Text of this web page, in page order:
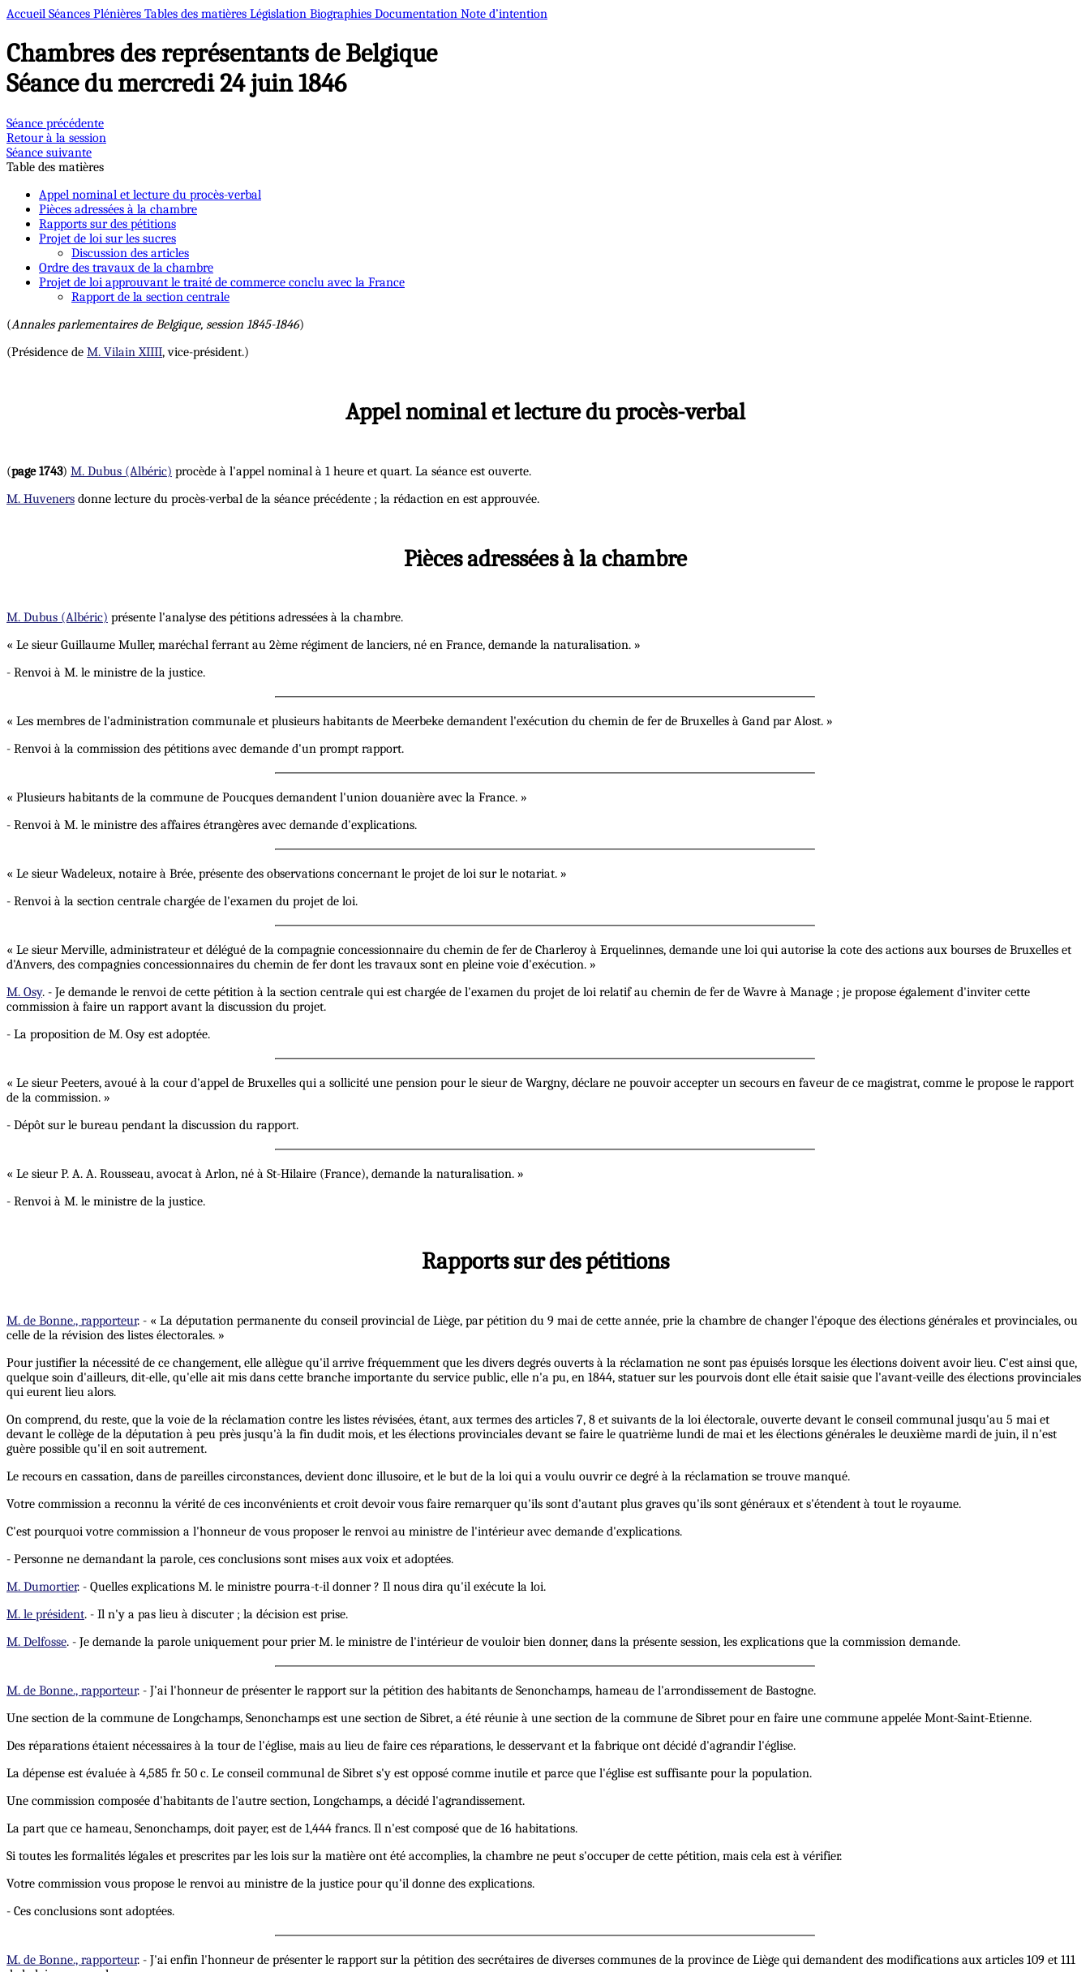
Accueil Séances Plénières Tables des matières Législation Biographies Documentation Note d’intention
Chambres des représentants de Belgique
Séance du mercredi 24 juin 1846
Séance précédente
Retour à la session
Séance suivante
Table des matières
Appel nominal et lecture du procès-verbal
Pièces adressées à la chambre
Rapports sur des pétitions
Projet de loi sur les sucres
Discussion des articles
Ordre des travaux de la chambre
Projet de loi approuvant le traité de commerce conclu avec la France
Rapport de la section centrale
(Annales parlementaires de Belgique, session 1845-1846)
(Présidence de M. Vilain XIIII, vice-président.)
Appel nominal et lecture du procès-verbal
(page 1743) M. Dubus (Albéric) procède à l'appel nominal à 1 heure et quart. La séance est ouverte.
M. Huveners donne lecture du procès-verbal de la séance précédente ; la rédaction en est approuvée.
Pièces adressées à la chambre
M. Dubus (Albéric) présente l'analyse des pétitions adressées à la chambre.
« Le sieur Guillaume Muller, maréchal ferrant au 2ème régiment de lanciers, né en France, demande la naturalisation. »
- Renvoi à M. le ministre de la justice.
« Les membres de l'administration communale et plusieurs habitants de Meerbeke demandent l'exécution du chemin de fer de Bruxelles à Gand par Alost. »
- Renvoi à la commission des pétitions avec demande d'un prompt rapport.
« Plusieurs habitants de la commune de Poucques demandent l'union douanière avec la France. »
- Renvoi à M. le ministre des affaires étrangères avec demande d'explications.
« Le sieur Wadeleux, notaire à Brée, présente des observations concernant le projet de loi sur le notariat. »
- Renvoi à la section centrale chargée de l'examen du projet de loi.
« Le sieur Merville, administrateur et délégué de la compagnie concessionnaire du chemin de fer de Charleroy à Erquelinnes, demande une loi qui autorise la cote des actions aux bourses de Bruxelles et
d'Anvers, des compagnies concessionnaires du chemin de fer dont les travaux sont en pleine voie d'exécution. »
M. Osy. - Je demande le renvoi de cette pétition à la section centrale qui est chargée de l'examen du projet de loi relatif au chemin de fer de Wavre à Manage ; je propose également d'inviter cette
commission à faire un rapport avant la discussion du projet.
- La proposition de M. Osy est adoptée.
« Le sieur Peeters, avoué à la cour d'appel de Bruxelles qui a sollicité une pension pour le sieur de Wargny, déclare ne pouvoir accepter un secours en faveur de ce magistrat, comme le propose le rapport
de la commission. »
- Dépôt sur le bureau pendant la discussion du rapport.
« Le sieur P. A. A. Rousseau, avocat à Arlon, né à St-Hilaire (France), demande la naturalisation. »
- Renvoi à M. le ministre de la justice.
Rapports sur des pétitions
M. de Bonne., rapporteur. - « La députation permanente du conseil provincial de Liège, par pétition du 9 mai de cette année, prie la chambre de changer l'époque des élections générales et provinciales, ou
celle de la révision des listes électorales. »
Pour justifier la nécessité de ce changement, elle allègue qu'il arrive fréquemment que les divers degrés ouverts à la réclamation ne sont pas épuisés lorsque les élections doivent avoir lieu. C'est ainsi que,
quelque soin d'ailleurs, dit-elle, qu'elle ait mis dans cette branche importante du service public, elle n'a pu, en 1844, statuer sur les pourvois dont elle était saisie que l'avant-veille des élections provinciales
qui eurent lieu alors.
On comprend, du reste, que la voie de la réclamation contre les listes révisées, étant, aux termes des articles 7, 8 et suivants de la loi électorale, ouverte devant le conseil communal jusqu'au 5 mai et
devant le collège de la députation à peu près jusqu'à la fin dudit mois, et les élections provinciales devant se faire le quatrième lundi de mai et les élections générales le deuxième mardi de juin, il n'est
guère possible qu'il en soit autrement.
Le recours en cassation, dans de pareilles circonstances, devient donc illusoire, et le but de la loi qui a voulu ouvrir ce degré à la réclamation se trouve manqué.
Votre commission a reconnu la vérité de ces inconvénients et croit devoir vous faire remarquer qu'ils sont d'autant plus graves qu'ils sont généraux et s'étendent à tout le royaume.
C'est pourquoi votre commission a l'honneur de vous proposer le renvoi au ministre de l'intérieur avec demande d'explications.
- Personne ne demandant la parole, ces conclusions sont mises aux voix et adoptées.
M. Dumortier. - Quelles explications M. le ministre pourra-t-il donner ? Il nous dira qu'il exécute la loi.
M. le président. - Il n'y a pas lieu à discuter ; la décision est prise.
M. Delfosse. - Je demande la parole uniquement pour prier M. le ministre de l'intérieur de vouloir bien donner, dans la présente session, les explications que la commission demande.
M. de Bonne., rapporteur. - J’ai l'honneur de présenter le rapport sur la pétition des habitants de Senonchamps, hameau de l'arrondissement de Bastogne.
Une section de la commune de Longchamps, Senonchamps est une section de Sibret, a été réunie à une section de la commune de Sibret pour en faire une commune appelée Mont-Saint-Etienne.
Des réparations étaient nécessaires à la tour de l'église, mais au lieu de faire ces réparations, le desservant et la fabrique ont décidé d'agrandir l'église.
La dépense est évaluée à 4,585 fr. 50 c. Le conseil communal de Sibret s'y est opposé comme inutile et parce que l'église est suffisante pour la population.
Une commission composée d'habitants de l'autre section, Longchamps, a décidé l'agrandissement.
La part que ce hameau, Senonchamps, doit payer, est de 1,444 francs. Il n'est composé que de 16 habitations.
Si toutes les formalités légales et prescrites par les lois sur la matière ont été accomplies, la chambre ne peut s'occuper de cette pétition, mais cela est à vérifier.
Votre commission vous propose le renvoi au ministre de la justice pour qu'il donne des explications.
- Ces conclusions sont adoptées.
M. de Bonne., rapporteur. - J'ai enfin l'honneur de présenter le rapport sur la pétition des secrétaires de diverses communes de la province de Liège qui demandent des modifications aux articles 109 et 111